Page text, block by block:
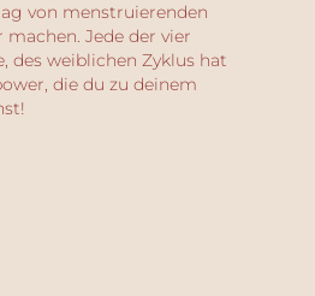
von menstruierenden
machen. Jede der vier
des weiblichen Zyklus hat
die du zu deinem